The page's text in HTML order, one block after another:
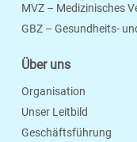
MVZ – Medizinisches
GBZ – Gesundheits-
Über uns
Organisation
Unser Leitbild
Geschäftsführung